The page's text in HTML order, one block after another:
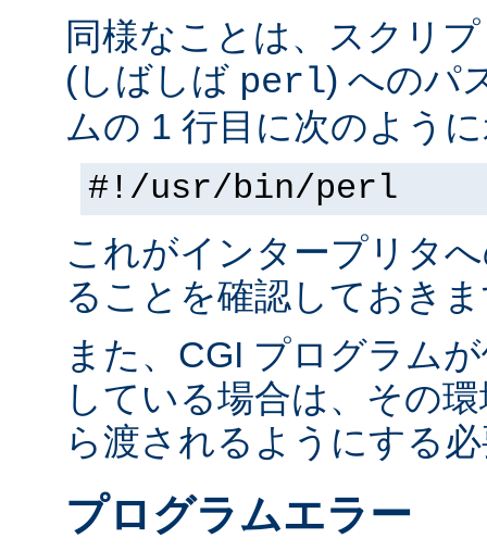
同様なことは、スクリ
(しばしば perl) へのパ
ムの 1 行目に次のよう
#!/usr/bin/perl
これがインタープリタ
ることを確認しておき
また、CGI プログラム
している場合は、その
ら渡されるようにする
プログラムエラー